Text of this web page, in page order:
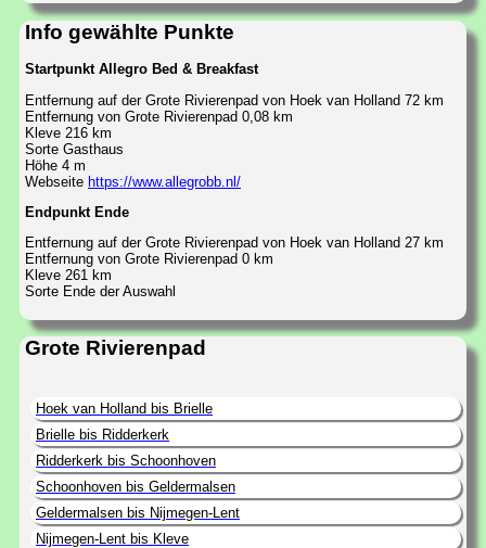
Info gewählte Punkte
Startpunkt Allegro Bed & Breakfast
Entfernung auf der Grote Rivierenpad von Hoek van Holland 72 km
Entfernung von Grote Rivierenpad 0,08 km
Kleve 216 km
Sorte Gasthaus
Höhe 4 m
Webseite https://www.allegrobb.nl/
Endpunkt Ende
Entfernung auf der Grote Rivierenpad von Hoek van Holland 27 km
Entfernung von Grote Rivierenpad 0 km
Kleve 261 km
Sorte Ende der Auswahl
Grote Rivierenpad
Hoek van Holland bis Brielle
Brielle bis Ridderkerk
Ridderkerk bis Schoonhoven
Schoonhoven bis Geldermalsen
Geldermalsen bis Nijmegen-Lent
Nijmegen-Lent bis Kleve